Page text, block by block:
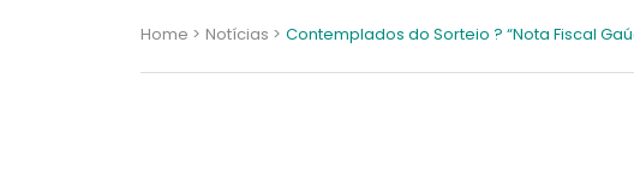
Home > Notícias > Contemplados do Sorteio ? “Nota Fiscal